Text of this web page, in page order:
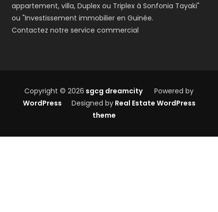
appartement, villa, Duplex ou Triplex à Sonfonia Tayaki"
ou "Investissement immobilier en Guinée.
Contactez notre service commercial
Copyright © 2026 sgcg dreamcity
Powered by
WordPress
Designed byReal Estate WordPress
theme